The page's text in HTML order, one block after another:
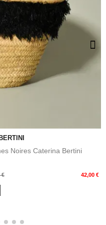
Noires Caterina Bertini
€ 42,00 €